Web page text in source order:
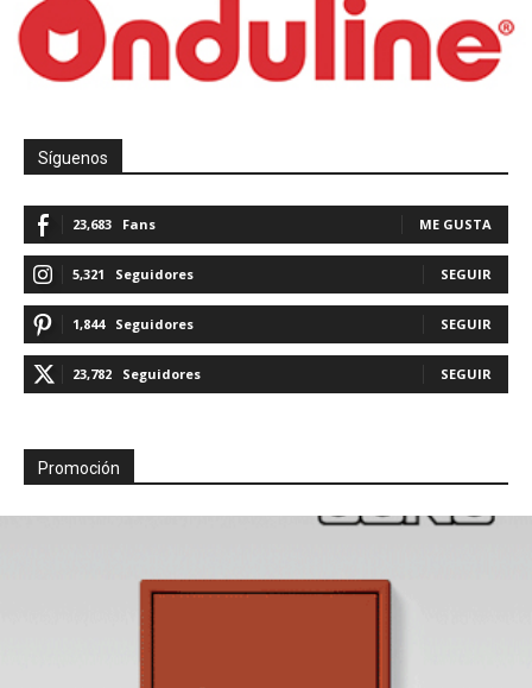
Síguenos
23,683 Fans ME GUSTA
5,321 Seguidores SEGUIR
1,844 Seguidores SEGUIR
23,782 Seguidores SEGUIR
Promoción